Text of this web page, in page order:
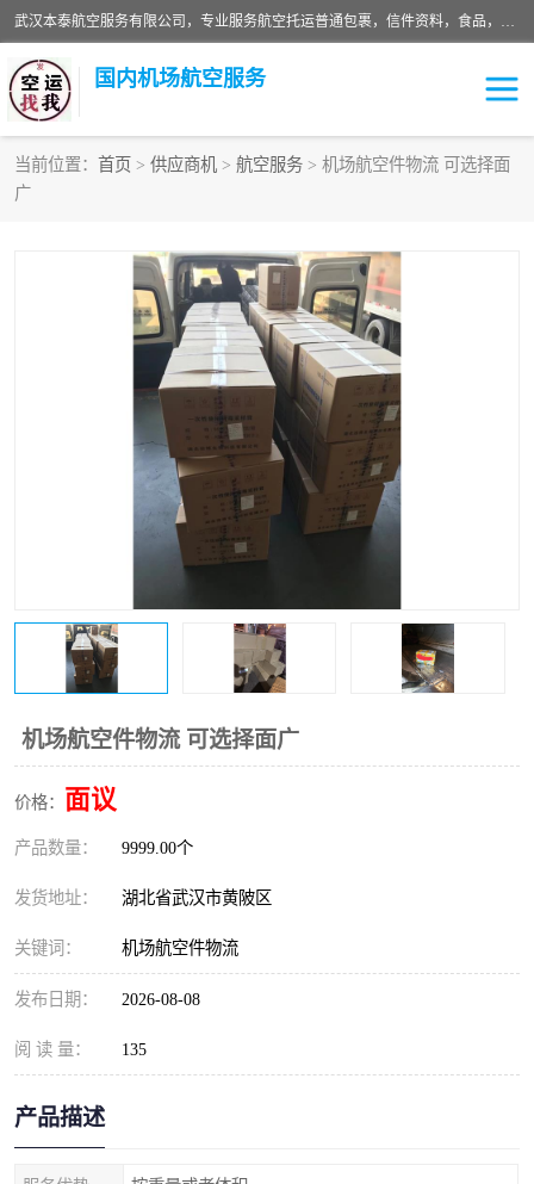
武汉本泰航空服务有限公司，专业服务航空托运普通包裹，信件资料，食品，服装，快消品等运输的专线空运，完善的网络服务确保为客户提供准确、*、安全的“门对门”服务，本着“诚信为本、精诚合作”的服务宗旨.“以安全运输为保障，以运价合理要求市场”的经营理念。武汉机场货运、武汉航空物流、武汉空运、武汉天河国际机场东方、南方、国际航空、机场空运业务覆盖国内二三线机场城市，如：武汉-敦煌、武汉-柳州等
国内机场航空服务
当前位置： 首页 > 供应商机 > 航空服务 > 机场航空件物流 可选择面
广
机场航空件物流 可选择面广
价格： 面议
产品数量： 9999.00个
发货地址： 湖北省武汉市黄陂区
关键词： 机场航空件物流
发布日期： 2026-08-08
阅 读 量： 135
产品描述